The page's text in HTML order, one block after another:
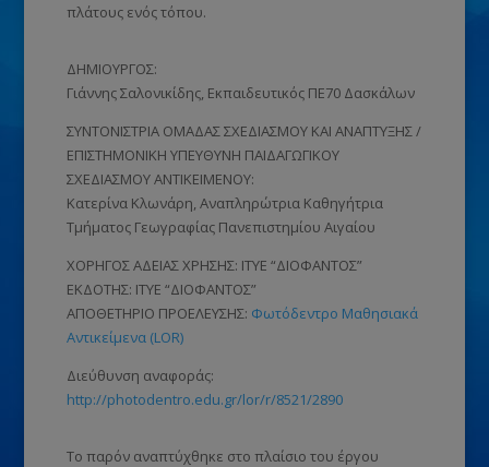
πλάτους ενός τόπου.
ΔΗΜΙΟΥΡΓΟΣ:
Γιάννης Σαλονικίδης, Εκπαιδευτικός ΠΕ70 Δασκάλων
ΣΥΝΤΟΝΙΣΤΡΙΑ ΟΜΑΔΑΣ ΣΧΕΔΙΑΣΜΟΥ ΚΑΙ ΑΝΑΠΤΥΞΗΣ /
ΕΠΙΣΤΗΜΟΝΙΚΗ ΥΠΕΥΘΥΝΗ ΠΑΙΔΑΓΩΓΙΚΟΥ
ΣΧΕΔΙΑΣΜΟΥ ΑΝΤΙΚΕΙΜΕΝΟΥ:
Κατερίνα Κλωνάρη, Αναπληρώτρια Καθηγήτρια
Τμήματος Γεωγραφίας Πανεπιστημίου Αιγαίου
ΧΟΡΗΓΟΣ ΑΔΕΙΑΣ ΧΡΗΣΗΣ: ΙΤΥΕ “ΔΙΟΦΑΝΤΟΣ”
ΕΚΔΟΤΗΣ: ΙΤΥΕ “ΔΙΟΦΑΝΤΟΣ”
ΑΠΟΘΕΤΗΡΙΟ ΠΡΟΕΛΕΥΣΗΣ: Φωτόδεντρο Μαθησιακά
Αντικείμενα (LOR)
Διεύθυνση αναφοράς:
http://photodentro.edu.gr/lor/r/8521/2890
Το παρόν αναπτύχθηκε στο πλαίσιο του έργου